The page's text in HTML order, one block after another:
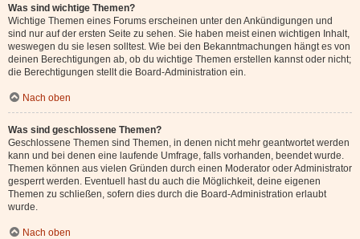
Was sind wichtige Themen?
Wichtige Themen eines Forums erscheinen unter den Ankündigungen und
sind nur auf der ersten Seite zu sehen. Sie haben meist einen wichtigen Inhalt,
weswegen du sie lesen solltest. Wie bei den Bekanntmachungen hängt es von
deinen Berechtigungen ab, ob du wichtige Themen erstellen kannst oder nicht;
die Berechtigungen stellt die Board-Administration ein.
Nach oben
Was sind geschlossene Themen?
Geschlossene Themen sind Themen, in denen nicht mehr geantwortet werden
kann und bei denen eine laufende Umfrage, falls vorhanden, beendet wurde.
Themen können aus vielen Gründen durch einen Moderator oder Administrator
gesperrt werden. Eventuell hast du auch die Möglichkeit, deine eigenen
Themen zu schließen, sofern dies durch die Board-Administration erlaubt
wurde.
Nach oben